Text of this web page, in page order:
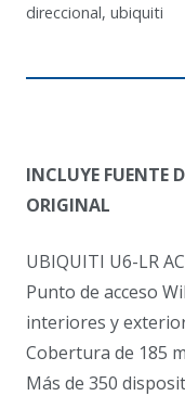
direccional, ubiquiti
INCLUYE FUENTE
ORIGINAL
UBIQUITI U6-LR
Punto de acceso
interiores y
Cobertura de 185
Más de 350